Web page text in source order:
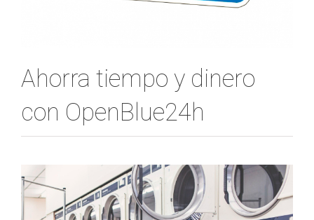
Ahorra tiempo y dinero
con OpenBlue24h